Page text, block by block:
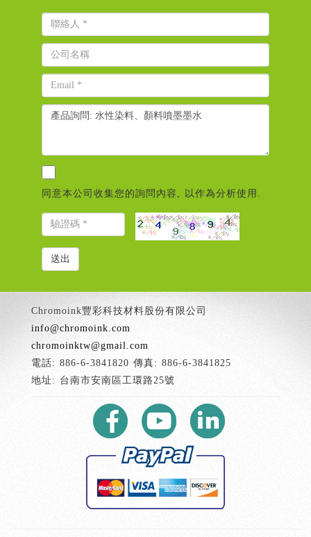
同意本公司收集您的詢問內容, 以作為分析使用.
Chromoink豐彩科技材料股份有限公司
info@chromoink.com
chromoinktw@gmail.com
電話: 886-6-3841820 傳真: 886-6-3841825
地址: 台南市安南區工環路25號